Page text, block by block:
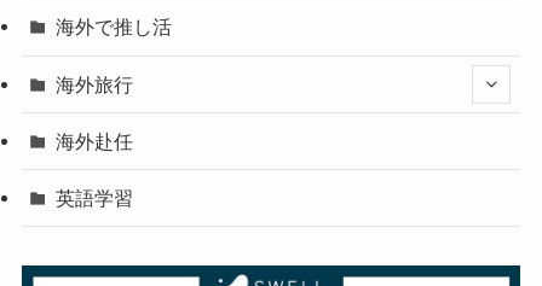
海外で推し活
海外旅行
海外赴任
英語学習